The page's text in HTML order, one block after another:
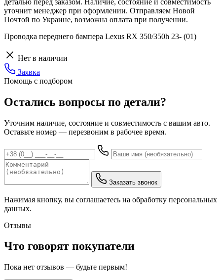
уточнит менеджер при оформлении. Отправляем Новой
Почтой по Украине, возможна оплата при получении.
Проводка переднего бампера Lexus RX 350/350h 23- (01)
Нет в наличии
Заявка
Помощь с подбором
Остались вопросы по детали?
Уточним наличие, состояние и совместимость с вашим авто.
Оставьте номер — перезвоним в рабочее время.
Заказать звонок
Нажимая кнопку, вы соглашаетесь на обработку персональных
данных.
Отзывы
Что говорят покупатели
Пока нет отзывов — будьте первым!